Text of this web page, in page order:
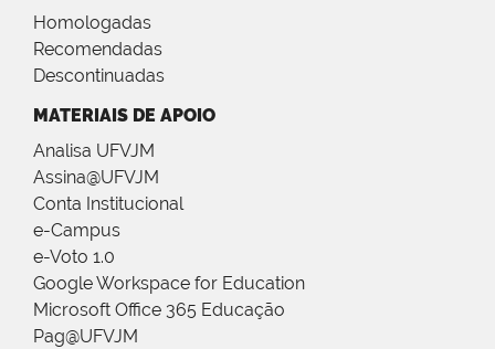
Homologadas
Recomendadas
Descontinuadas
MATERIAIS DE APOIO
Analisa UFVJM
Assina@UFVJM
Conta Institucional
e-Campus
e-Voto 1.0
Google Workspace for Education
Microsoft Office 365 Educação
Pag@UFVJM